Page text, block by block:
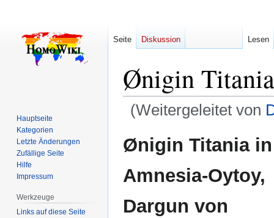
Ønigin Titania
(Weitergeleitet von
Zur
Navigation
Zur
Suche
Ønigin Titania in
Amnesia-Oytoy,
Dargun von
Seite Diskussion Lesen
Hauptseite
Kategorien
Letzte Änderungen
Zufällige Seite
Hilfe
Impressum
Werkzeuge
Links auf diese Seite